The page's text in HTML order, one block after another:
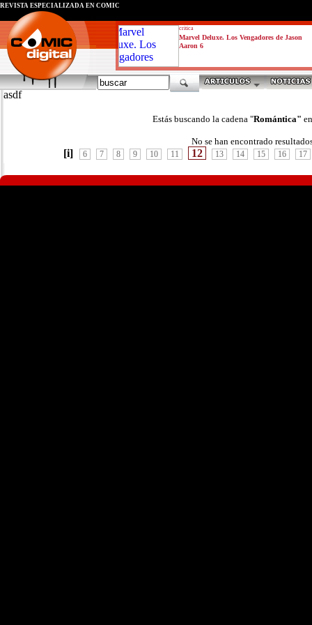
critica
Marvel Deluxe. Los Vengadores de Jason
Aaron 6
REVISTA ESPECIALIZADA EN CÓMIC
asdf
Estás buscando la cadena "Romántica"
No se han encontrado
[i] 6 7 8 9 10 11 12 13 14 15 16 17